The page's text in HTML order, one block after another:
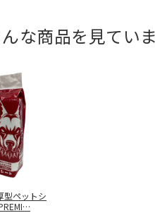
な商品を見ていま
型ペットシ
…